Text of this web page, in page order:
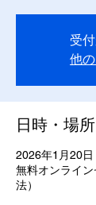
受
他
日時・場所
2026年1月20
無料オンライ
法）